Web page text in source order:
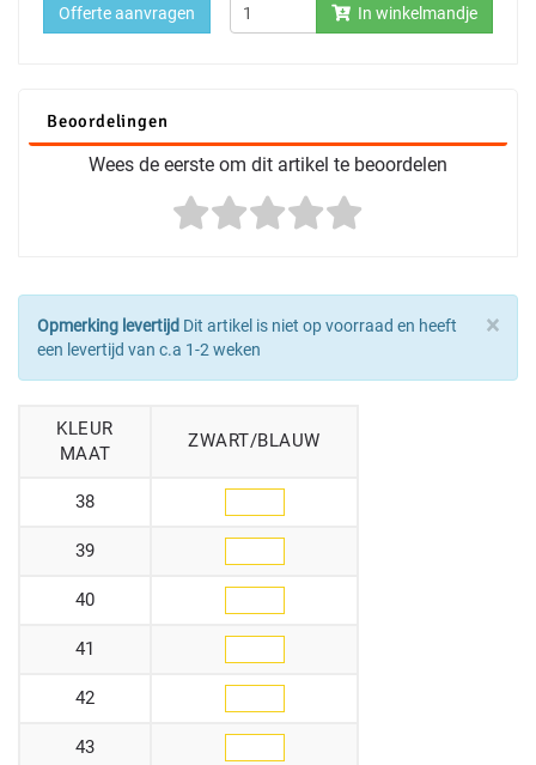
In winkelmandje
Offerte aanvragen
Beoordelingen
Wees de eerste om dit artikel te beoordelen
×
Opmerking levertijd Dit artikel is niet op voorraad en heeft
een levertijd van c.a 1-2 weken
KLEUR
MAAT
ZWART/BLAUW
38
39
40
41
42
43